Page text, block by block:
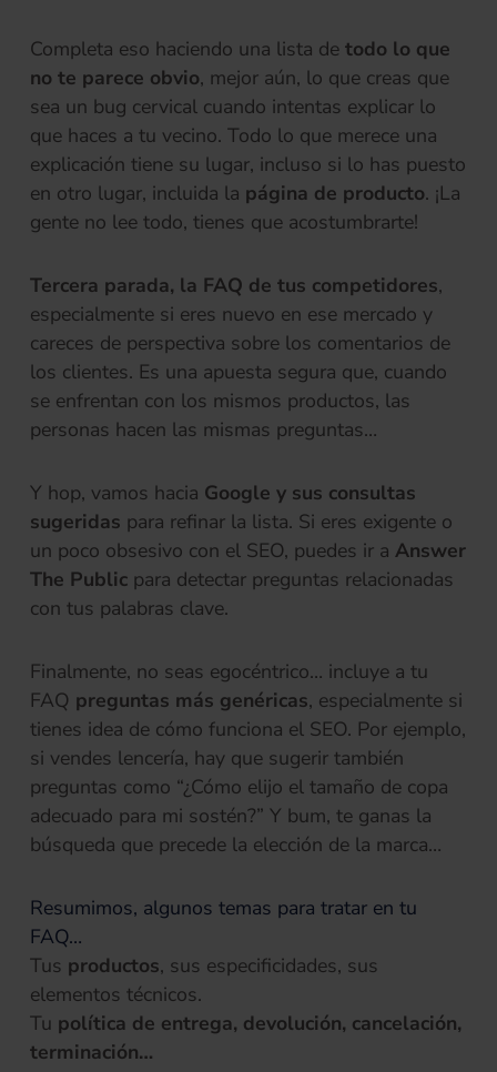
Completa eso haciendo una lista detodo lo que
no te parece obvio, mejor aún, lo que creas que
sea un bug cervical cuando intentas explicar lo
que haces a tu vecino. Todo lo que merece una
explicación tiene su lugar, incluso si lo has puesto
en otro lugar, incluida la página de producto. ¡La
gente no lee todo, tienes que acostumbrarte!
Tercera parada, la FAQ de tus competidores,
especialmente si eres nuevo en ese mercado y
careces de perspectiva sobre los comentarios de
los clientes. Es una apuesta segura que, cuando
se enfrentan con los mismos productos, las
personas hacen las mismas preguntas…
Y hop, vamos hacia Google y sus consultas
sugeridas para refinar la lista. Si eres exigente o
un poco obsesivo con el SEO, puedes ir aAnswer
The Public para detectar preguntas relacionadas
con tus palabras clave.
Finalmente, no seas egocéntrico… incluye a tu
FAQ preguntas más genéricas, especialmente si
tienes idea de cómo funciona el SEO. Por ejemplo,
si vendes lencería, hay que sugerir también
preguntas como “¿Cómo elijo el tamaño de copa
adecuado para mi sostén?” Y bum, te ganas la
búsqueda que precede la elección de la marca…
Resumimos, algunos temas para tratar en tu
FAQ…
Tus productos, sus especificidades, sus
elementos técnicos.
Tu política de entrega, devolución, cancelación,
terminación…